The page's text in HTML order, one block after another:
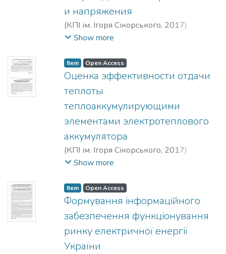
и напряжения
(КПІ ім. Ігоря Сікорського, 2017)
Волошко, Анатолий Васильевич
Волошко, Анатолій Васильович
Данило Володимирович;Voloshko,
Volodymyrovych
Show more
Item Open Access
Оценка эффективности отдачи
теплоты
теплоаккумулирующими
элементами электротеплового
аккумулятора
(КПІ ім. Ігоря Сікорського, 2017)
Хименко, Алексей Викторович
Oleksii Viktorovych
Show more
Item Open Access
Формування інформаційного
забезпечення функціонування
ринку електричної енергії
України